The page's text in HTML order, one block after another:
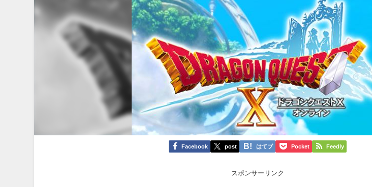
Facebook post はてブ Pocket Feedly
スポンサーリンク